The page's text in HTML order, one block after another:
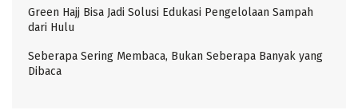
Green Hajj Bisa Jadi Solusi Edukasi Pengelolaan Sampah
dari Hulu
Seberapa Sering Membaca, Bukan Seberapa Banyak yang
Dibaca